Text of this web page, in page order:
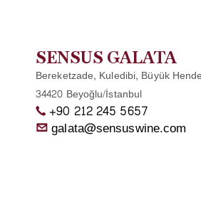
+90 212 245 5657
galata@sensuswine.com
SENSUS GALATA
Bereketzade, Kuledibi, Büyük
34420 Beyoğlu/İstanbul